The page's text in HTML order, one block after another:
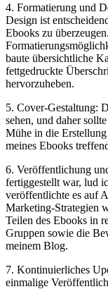
4. ‌Formatierung und
Design ist
Ebooks zu
baute übersichtliche
fettgedruckte
hervorzuheben.
5. Cover-Gestaltung:
sehen, und daher
⁢Mühe ‌in die Erstellung
meines⁢ Ebooks
6. Veröffentlichung⁤
fertiggestellt war, lud
veröffentlichte es auf
Marketing-Strategien
Teilen des Ebooks in
Gruppen sowie die
meinem‌ Blog.
7. ⁢Kontinuierliches
einmalige